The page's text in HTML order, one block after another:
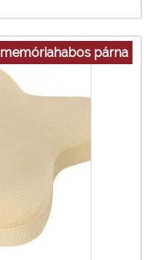
memóriahabos párna